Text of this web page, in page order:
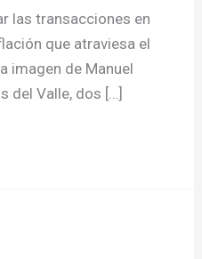
las transacciones en
que atraviesa el
imagen de Manuel
del Valle, dos […]